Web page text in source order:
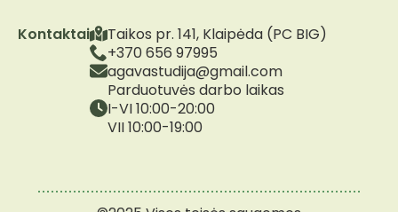
Kontaktai
Taikos pr. 141, Klaipėda (PC BIG)
+370 656 97995
agavastudija@gmail.com
Parduotuvės darbo laikas
I-VI 10:00-20:00
VII 10:00-19:00